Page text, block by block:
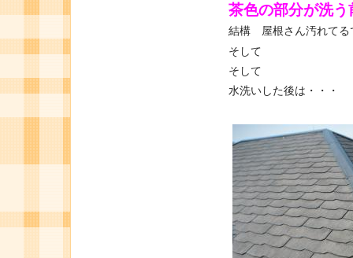
茶色の部分が洗う
結構 屋根さん汚れてる
そして
そして
水洗いした後は・・・